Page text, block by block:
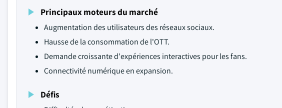
Principaux moteurs du marché
Augmentation des utilisateurs des réseaux sociaux.
Hausse de la consommation de l'OTT.
Demande croissante d'expériences interactives pour les fans.
Connectivité numérique en expansion.
Défis